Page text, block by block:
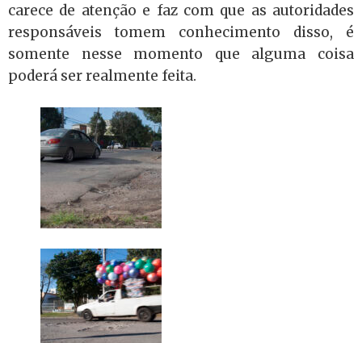
carece de atenção e faz com que as autoridades
responsáveis tomem conhecimento disso, é
somente nesse momento que alguma coisa
poderá ser realmente feita.